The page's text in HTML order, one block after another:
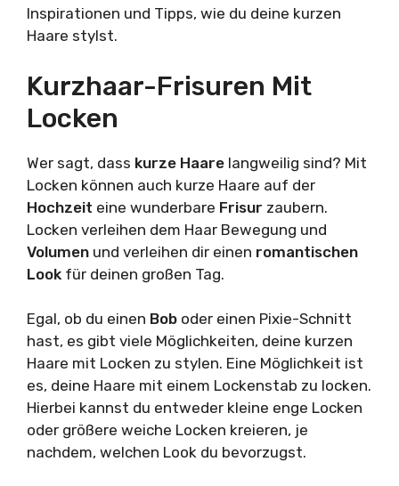
Inspirationen und Tipps, wie du deine kurzen
Haare stylst.
Kurzhaar-Frisuren Mit
Locken
Wer sagt, dass kurze Haare langweilig sind? Mit
Locken können auch kurze Haare auf der
Hochzeit eine wunderbare Frisur zaubern.
Locken verleihen dem Haar Bewegung und
Volumen und verleihen dir einen romantischen
Look für deinen großen Tag.
Egal, ob du einen Bob oder einen Pixie-Schnitt
hast, es gibt viele Möglichkeiten, deine kurzen
Haare mit Locken zu stylen. Eine Möglichkeit ist
es, deine Haare mit einem Lockenstab zu locken.
Hierbei kannst du entweder kleine enge Locken
oder größere weiche Locken kreieren, je
nachdem, welchen Look du bevorzugst.